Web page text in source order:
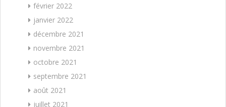
février 2022
janvier 2022
décembre 2021
novembre 2021
octobre 2021
septembre 2021
août 2021
juillet 2021